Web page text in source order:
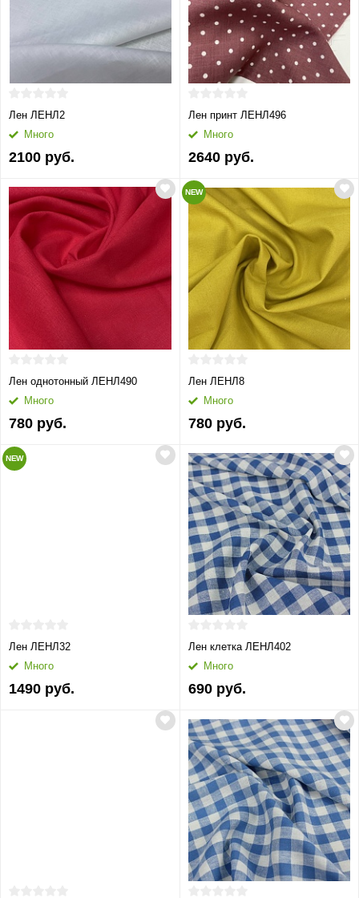
Лен ЛЕНЛ2
Много
2100 руб.
Лен принт ЛЕНЛ496
Много
2640 руб.
Лен однотонный ЛЕНЛ490
Много
780 руб.
NEW
Лен ЛЕНЛ8
Много
780 руб.
NEW
Лен ЛЕНЛ32
Много
1490 руб.
Лен клетка ЛЕНЛ402
Много
690 руб.